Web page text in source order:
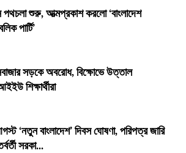
শুরু, আত্মপ্রকাশ করলো ‘বাংলাদেশ
পার্টি’
সড়কে অবরোধ, বিক্ষোভে উত্তাল
শিক্ষার্থীরা
‘নতুন বাংলাদেশ’ দিবস ঘোষণা, পরিপত্র জারি
সরকা...